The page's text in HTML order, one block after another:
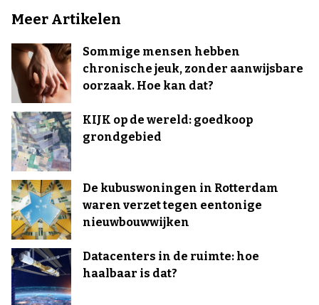
Meer Artikelen
Sommige mensen hebben
chronische jeuk, zonder aanwijsbare
oorzaak. Hoe kan dat?
KIJK op de wereld: goedkoop
grondgebied
De kubuswoningen in Rotterdam
waren verzet tegen eentonige
nieuwbouwwijken
Datacenters in de ruimte: hoe
haalbaar is dat?